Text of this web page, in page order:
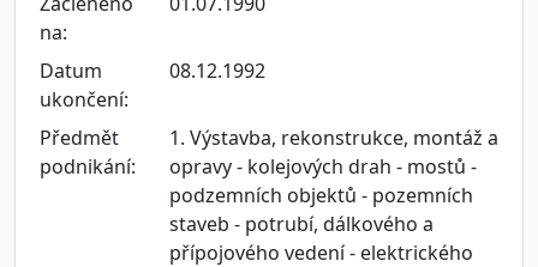
na:
Datum
ukončení:
08.12.1992
Předmět
podnikání:
1. Výstavba, rekonstrukce, montáž a
opravy - kolejových drah - mostů -
podzemních objektů - pozemních
staveb - potrubí, dálkového a
přípojového vedení - elektrického